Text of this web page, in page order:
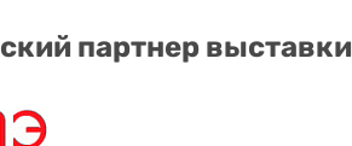
партнер выставки